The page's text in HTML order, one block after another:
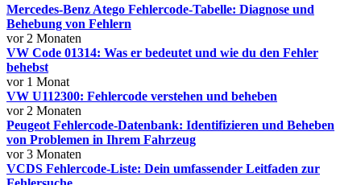
Mercedes-Benz Atego Fehlercode-Tabelle: Diagnose und
Behebung von Fehlern
vor 2 Monaten
VW Code 01314: Was er bedeutet und wie du den Fehler
behebst
vor 1 Monat
VW U112300: Fehlercode verstehen und beheben
vor 2 Monaten
Peugeot Fehlercode-Datenbank: Identifizieren und Beheben
von Problemen in Ihrem Fahrzeug
vor 3 Monaten
VCDS Fehlercode-Liste: Dein umfassender Leitfaden zur